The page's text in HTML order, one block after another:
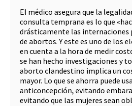
El médico asegura que la
consulta temprana es lo que
drásticamente las internaciones
de abortos. Y este es uno de los
en cuenta a la hora de medir
se han hecho investigaciones y
aborto clandestino implica un
mayor. Lo que se ahorra puede
anticoncepción, evitando
evitando que las mujeres sean